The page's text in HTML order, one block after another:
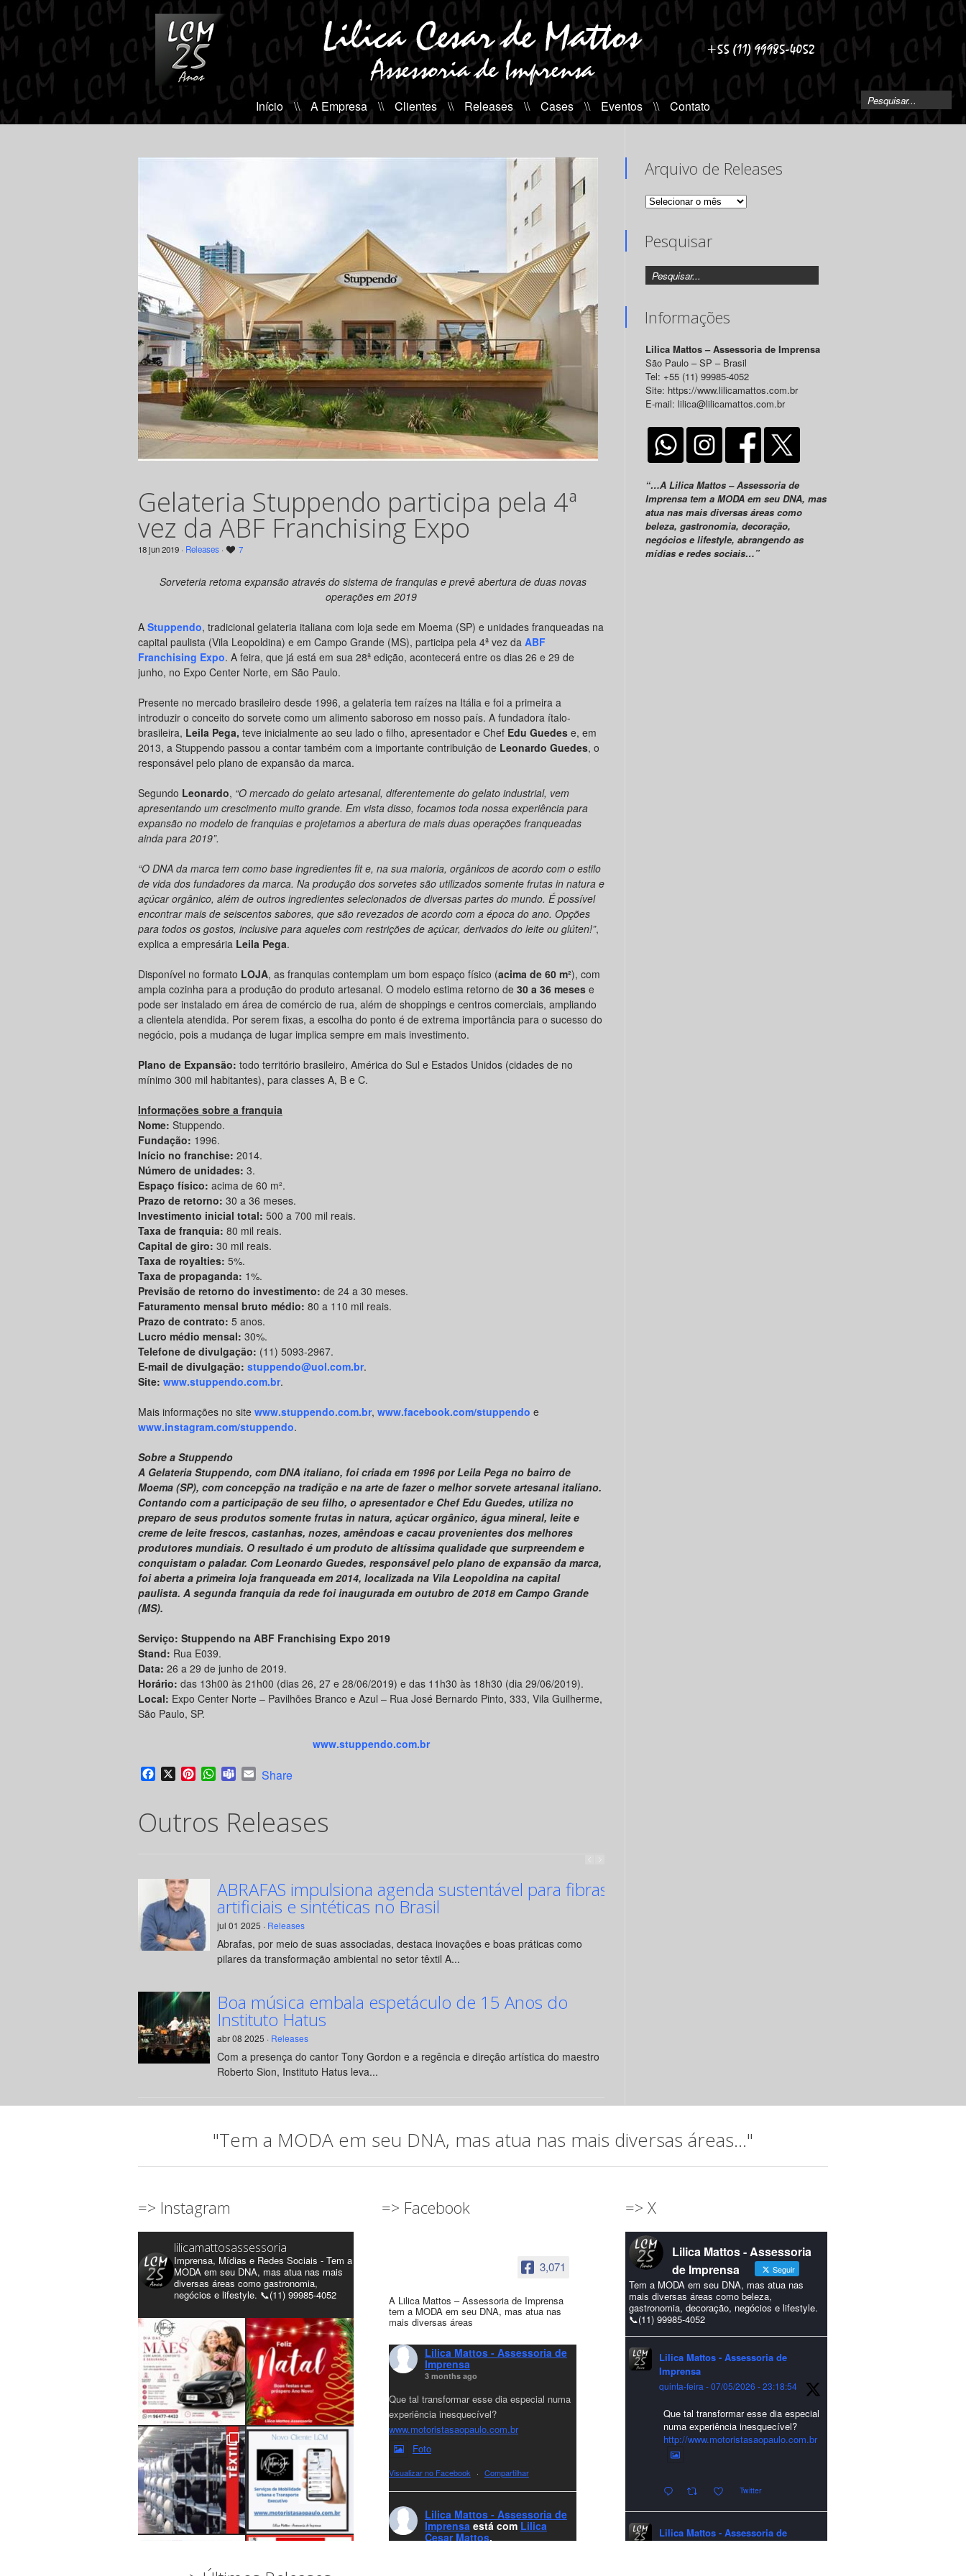
Início \\ A Empresa \\ Clientes \\ Releases \\ Cases \\ Eventos \\ Contato
Gelateria Stuppendo participa pela 4ª
vez da ABF Franchising Expo
18 jun 2019 · Releases · 7
Sorveteria retoma expansão através do sistema de franquias e prevê abertura de duas novas
operações em 2019
A Stuppendo, tradicional gelateria italiana com loja sede em Moema (SP) e unidades franqueadas na
capital paulista (Vila Leopoldina) e em Campo Grande (MS), participa pela 4ª vez da ABF
Franchising Expo. A feira, que já está em sua 28ª edição, acontecerá entre os dias 26 e 29 de
junho, no Expo Center Norte, em São Paulo.
Presente no mercado brasileiro desde 1996, a gelateria tem raízes na Itália e foi a primeira a
introduzir o conceito do sorvete como um alimento saboroso em nosso país. A fundadora ítalo-
brasileira, Leila Pega, teve inicialmente ao seu lado o filho, apresentador e Chef Edu Guedes e, em
2013, a Stuppendo passou a contar também com a importante contribuição de Leonardo Guedes, o
responsável pelo plano de expansão da marca.
Segundo Leonardo, “O mercado do gelato artesanal, diferentemente do gelato industrial, vem
apresentando um crescimento muito grande. Em vista disso, focamos toda nossa experiência para
expansão no modelo de franquias e projetamos a abertura de mais duas operações franqueadas
ainda para 2019”.
“O DNA da marca tem como base ingredientes fit e, na sua maioria, orgânicos de acordo com o estilo
de vida dos fundadores da marca. Na produção dos sorvetes são utilizados somente frutas in natura e
açúcar orgânico, além de outros ingredientes selecionados de diversas partes do mundo. É possível
encontrar mais de seiscentos sabores, que são revezados de acordo com a época do ano. Opções
para todos os gostos, inclusive para aqueles com restrições de açúcar, derivados do leite ou glúten!”,
explica a empresária Leila Pega.
Disponível no formato LOJA, as franquias contemplam um bom espaço físico (acima de 60 m²), com
ampla cozinha para a produção do produto artesanal. O modelo estima retorno de 30 a 36 meses e
pode ser instalado em área de comércio de rua, além de shoppings e centros comerciais, ampliando
a clientela atendida. Por serem fixas, a escolha do ponto é de extrema importância para o sucesso do
negócio, pois a mudança de lugar implica sempre em mais investimento.
Plano de Expansão: todo território brasileiro, América do Sul e Estados Unidos (cidades de no
mínimo 300 mil habitantes), para classes A, B e C.
Informações sobre a franquia
Nome: Stuppendo.
Fundação: 1996.
Início no franchise: 2014.
Número de unidades: 3.
Espaço físico: acima de 60 m².
Prazo de retorno: 30 a 36 meses.
Investimento inicial total: 500 a 700 mil reais.
Taxa de franquia: 80 mil reais.
Capital de giro: 30 mil reais.
Taxa de royalties: 5%.
Taxa de propaganda: 1%.
Previsão de retorno do investimento: de 24 a 30 meses.
Faturamento mensal bruto médio: 80 a 110 mil reais.
Prazo de contrato: 5 anos.
Lucro médio mensal: 30%.
Telefone de divulgação: (11) 5093-2967.
E-mail de divulgação: stuppendo@uol.com.br.
Site: www.stuppendo.com.br.
Mais informações no site www.stuppendo.com.br, www.facebook.com/stuppendo e
www.instagram.com/stuppendo.
Sobre a Stuppendo
A Gelateria Stuppendo, com DNA italiano, foi criada em 1996 por Leila Pega no bairro de
Moema (SP), com concepção na tradição e na arte de fazer o melhor sorvete artesanal italiano.
Contando com a participação de seu filho, o apresentador e Chef Edu Guedes, utiliza no
preparo de seus produtos somente frutas in natura, açúcar orgânico, água mineral, leite e
creme de leite frescos, castanhas, nozes, amêndoas e cacau provenientes dos melhores
produtores mundiais. O resultado é um produto de altíssima qualidade que surpreendem e
conquistam o paladar. Com Leonardo Guedes, responsável pelo plano de expansão da marca,
foi aberta a primeira loja franqueada em 2014, localizada na Vila Leopoldina na capital
paulista. A segunda franquia da rede foi inaugurada em outubro de 2018 em Campo Grande
(MS).
Serviço: Stuppendo na ABF Franchising Expo 2019
Stand: Rua E039.
Data: 26 a 29 de junho de 2019.
Horário: das 13h00 às 21h00 (dias 26, 27 e 28/06/2019) e das 11h30 às 18h30 (dia 29/06/2019).
Local: Expo Center Norte – Pavilhões Branco e Azul – Rua José Bernardo Pinto, 333, Vila Guilherme,
São Paulo, SP.
www.stuppendo.com.br
Facebook
X PinterestWhatsApp
TeamsEmail
Share
Outros Releases
ABRAFAS impulsiona agenda sustentável para fibras
artificiais e sintéticas no Brasil
jul 01 2025 · Releases
Abrafas, por meio de suas associadas, destaca inovações e boas práticas como
pilares da transformação ambiental no setor têxtil A...
Boa música embala espetáculo de 15 Anos do
Instituto Hatus
abr 08 2025 · Releases
Com a presença do cantor Tony Gordon e a regência e direção artística do maestro
Roberto Sion, Instituto Hatus leva...
Arquivo de Releases
Arquivo
Pesquisar
Informações
Lilica Mattos – Assessoria de Imprensa
São Paulo – SP – Brasil
Tel: +55 (11) 99985-4052
Site: https://www.lilicamattos.com.br
E-mail: lilica@lilicamattos.com.br
“…A Lilica Mattos – Assessoria de
Imprensa tem a MODA em seu DNA, mas
atua nas mais diversas áreas como
beleza, gastronomia, decoração,
negócios e lifestyle, abrangendo as
mídias e redes sociais…”
"Tem a MODA em seu DNA, mas atua nas mais diversas áreas..."
=> Instagram
lilicamattosassessoria
Imprensa, Mídias e Redes Sociais - Tem a
MODA em seu DNA, mas atua nas mais
diversas áreas como gastronomia,
negócios e lifestyle. 📞(11) 99985-4052
=> Facebook
3,071
A Lilica Mattos – Assessoria de Imprensa
tem a MODA em seu DNA, mas atua nas
mais diversas áreas
Lilica Mattos - Assessoria de
Imprensa
3 months ago
Que tal transformar esse dia especial numa
experiência inesquecível?
www.motoristasaopaulo.com.br
Foto
Visualizar no Facebook · Compartilhar
Lilica Mattos - Assessoria de
Imprensa está com Lilica
Cesar Mattos.
=> X
Lilica Mattos - Assessoria
de Imprensa
Seguir
Tem a MODA em seu DNA, mas atua nas
mais diversas áreas como beleza,
gastronomia, decoração, negócios e lifestyle.
📞(11) 99985-4052
Lilica Mattos - Assessoria de
Imprensa
quinta-feira - 07/05/2026 - 23:18:54
Que tal transformar esse dia especial
numa experiência inesquecível?
http://www.motoristasaopaulo.com.br
Twitter
Lilica Mattos - Assessoria de